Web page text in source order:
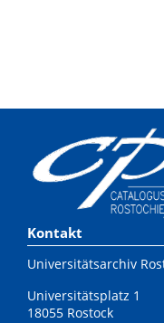
Kontakt
Universitätsarchiv
Universitätsplatz 1
18055 Rostock